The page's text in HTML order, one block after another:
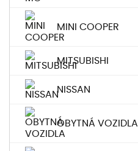
MINI COOPER
MITSUBISHI
NISSAN
OBYTNÁ VOZIDLA